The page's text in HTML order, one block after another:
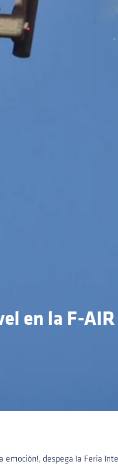
en la F-
despega la Feria